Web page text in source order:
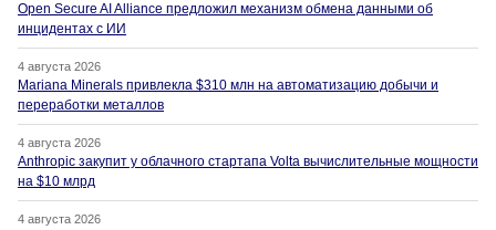
Open Secure AI Alliance предложил механизм обмена данными об
инцидентах с ИИ
4 августа 2026
Mariana Minerals привлекла $310 млн на автоматизацию добычи и
переработки металлов
4 августа 2026
Anthropic закупит у облачного стартапа Volta вычислительные мощности
на $10 млрд
4 августа 2026